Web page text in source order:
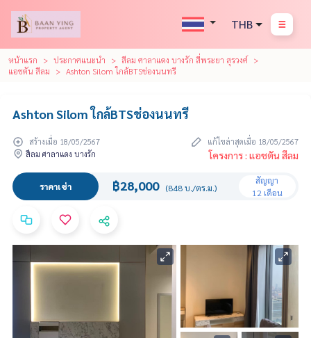
THB
หน้าแรก ประกาศแนะนำ
สีลม ศาลาแดง บางรัก สี่พระยา สุรวงศ์
แอชตัน สีลม
Ashton Silom ใกล้BTSช่องนนทรี
Ashton Silom ใกล้BTSช่องนนทรี
สร้างเมื่อ 18/05/2567
แก้ไขล่าสุดเมื่อ 18/05/2567
สีลม ศาลาแดง บางรัก
โครงการ : แอชตัน สีลม
ราคาเช่า ฿28,000 (848 บ./ตร.ม.)
สัญญา
12 เดือน